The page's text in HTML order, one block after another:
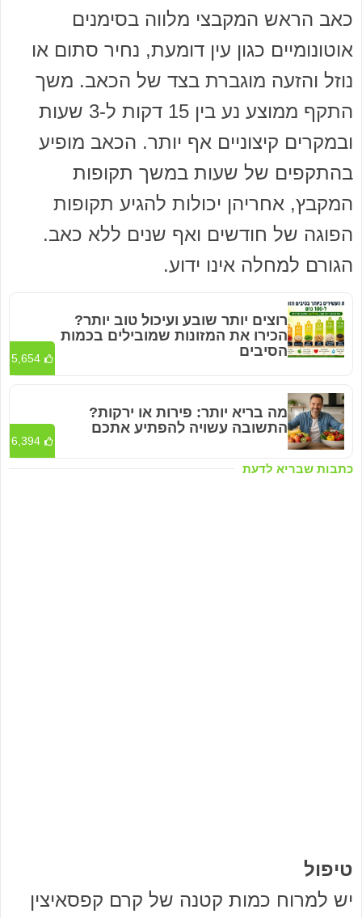
כאב הראש המקבצי מלווה בסימנים
אוטונומיים כגון עין דומעת, נחיר סתום או
נוזל והזעה מוגברת בצד של הכאב. משך
התקף ממוצע נע בין 15 דקות ל-3 שעות
ובמקרים קיצוניים אף יותר. הכאב מופיע
בהתקפים של שעות במשך תקופות
המקבץ, אחריהן יכולות להגיע תקופות
הפוגה של חודשים ואף שנים ללא כאב.
הגורם למחלה אינו ידוע.
כתבות שבריא לדעת
רוצים יותר שובע ועיכול טוב יותר?
הכירו את המזונות שמובילים בכמות
הסיבים
5,654
מה בריא יותר: פירות או ירקות?
התשובה עשויה להפתיע אתכם
6,394
טיפול
יש למרוח כמות קטנה של קרם קפסאיצין